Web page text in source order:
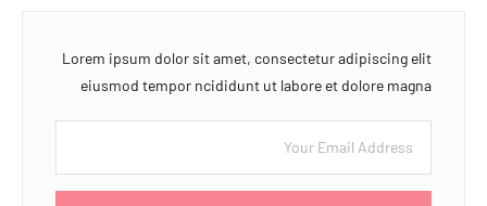
Lorem ipsum dolor sit amet, consectetur adipiscing elit
eiusmod tempor ncididunt ut labore et dolore magna